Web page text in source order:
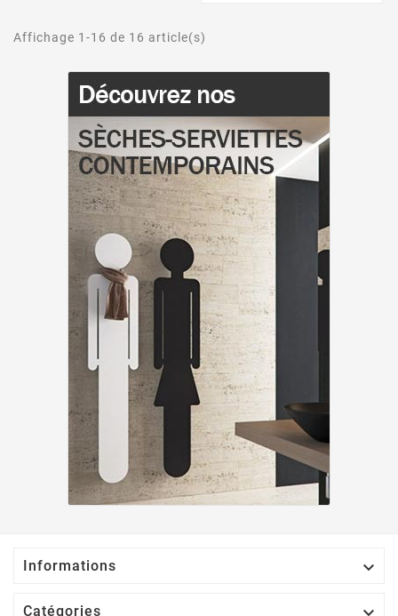
Affichage 1-16 de 16 article(s)
Informations 
Catégories